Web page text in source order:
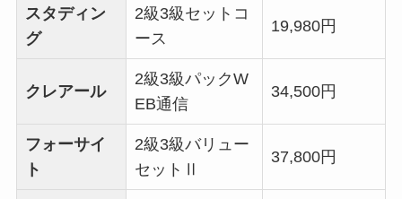
スタディン
グ
2級3級セットコ
ース
19,980円
クレアール
2級3級パックW
EB通信
34,500円
フォーサイ
ト
2級3級バリュー
セットⅡ
37,800円